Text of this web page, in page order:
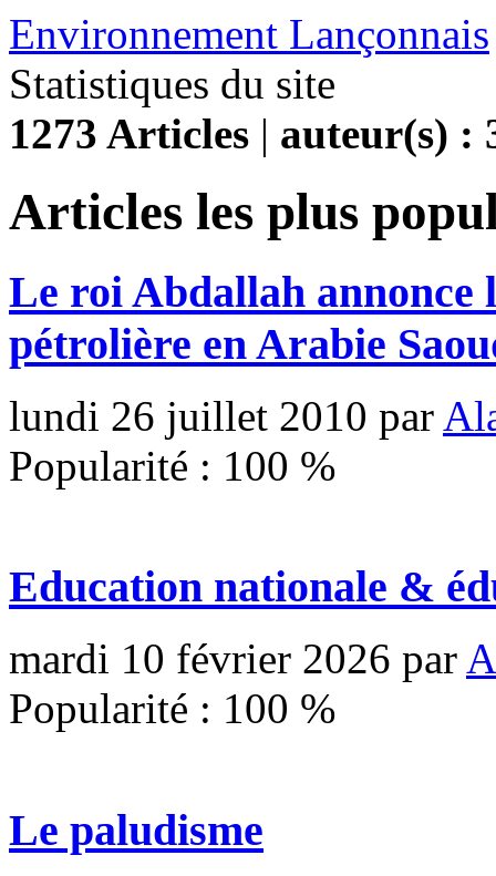
Environnement Lançonnais
Statistiques du site
1273 Articles | auteur(s) :
Articles les plus
Le roi Abdallah annonce
pétrolière en Arabie
lundi 26 juillet 2010 par
Popularité : 100 %
Education nationale &
mardi 10 février 2026 par
Popularité : 100 %
Le paludisme